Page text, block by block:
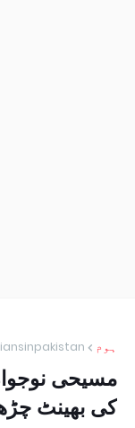
ہوم
مسیحی
کی بھینٹ